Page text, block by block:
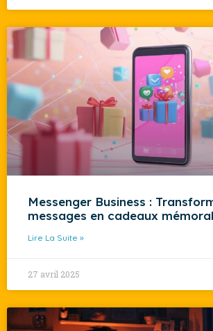
Messenger Business :
messages en cadeaux
Lire La Suite »
27 avril 2025